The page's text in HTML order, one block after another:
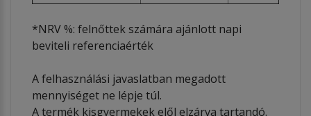
*NRV %: felnőttek számára ajánlott napi
beviteli referenciaérték
A felhasználási javaslatban megadott
mennyiséget ne lépje túl.
A termék kisgyermekek elől elzárva tartandó.